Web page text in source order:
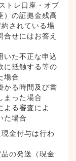
トレ口座・オプ
）の証拠金残高
されている場
せにはお答え
いた不正な申込
に抵触する等の
場合
かる時間及び書
まった場合
よる審査によ
た場合
金付与は行わ
の発送（現金